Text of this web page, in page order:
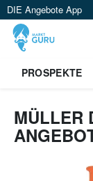
DIE Angebote App
PROSPEKTE
MÜLLER